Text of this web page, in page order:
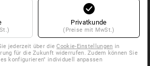
Privatkunde
(Preise mit MwSt.)
jederzeit über dieCookie-Einstellungen in
für die Zukunft widerrufen. Zudem können Sie
konfigurieren" individuell anpassen